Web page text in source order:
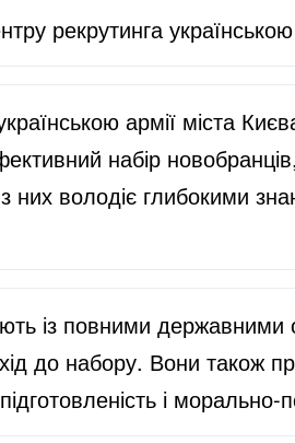
рекрутинга українською
армії міста
набір
володіє глибокими
із повними
до набору. Вони також
і морально-